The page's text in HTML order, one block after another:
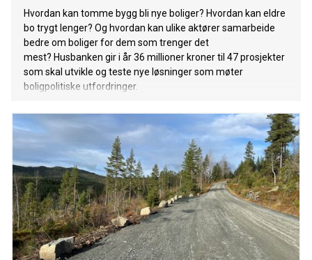
Hvordan kan tomme bygg bli nye boliger? Hvordan kan eldre
bo trygt lenger? Og hvordan kan ulike aktører samarbeide
bedre om boliger for dem som trenger det
mest? Husbanken gir i år 36 millioner kroner til 47 prosjekter
som skal utvikle og teste nye løsninger som møter
boligpolitiske utfordringer.